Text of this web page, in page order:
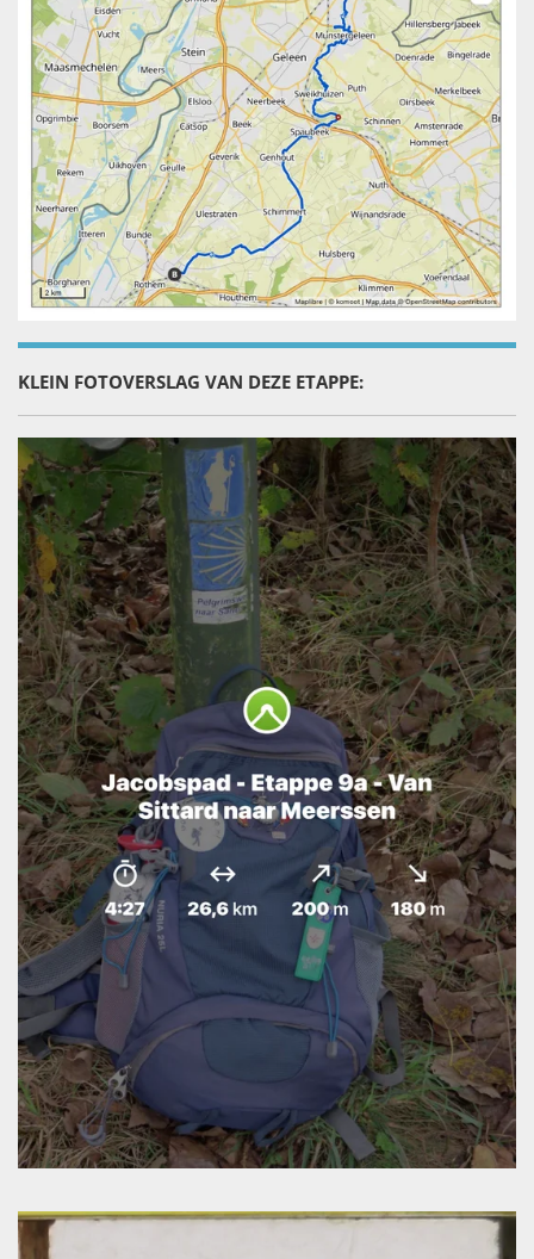
KLEIN FOTOVERSLAG VAN DEZE ETAPPE: